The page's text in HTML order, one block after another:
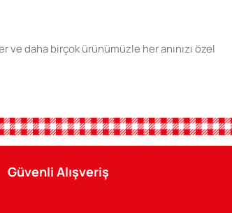
ve daha birçok ürünümüzle her anınızı özel
biriktirmek için Şener ürünlerini tercih
Gıda, her zaman yanınızda.
Güvenli Alışveriş